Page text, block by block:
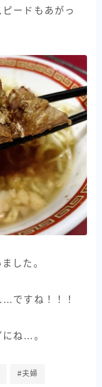
ードもあがっ
した。
ですね！！！
にね…。
#夫婦